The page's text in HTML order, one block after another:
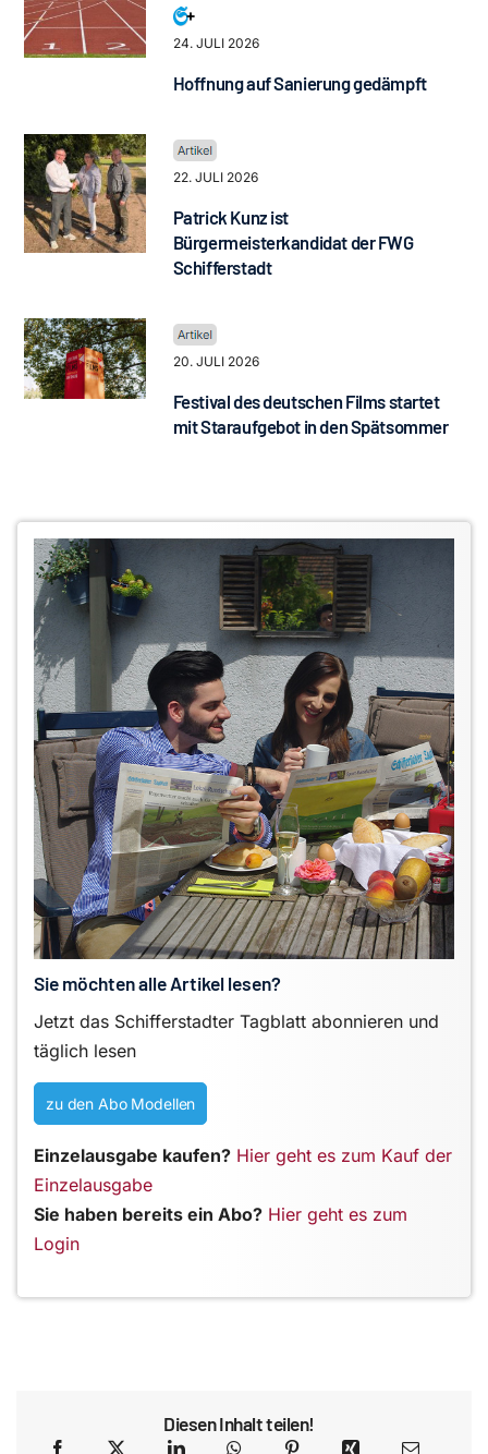
24. JULI 2026
Hoffnung auf Sanierung gedämpft
22. JULI 2026
Patrick Kunz ist
Bürgermeisterkandidat der FWG
Schifferstadt
20. JULI 2026
Festival des deutschen Films startet
mit Staraufgebot in den Spätsommer
Sie möchten alle Artikel lesen?
Jetzt das Schifferstadter Tagblatt abonnieren und
täglich lesen
zu den Abo Modellen
Einzelausgabe kaufen? Hier geht es zum Kauf der
Einzelausgabe
Sie haben bereits ein Abo? Hier geht es zum
Login
Diesen Inhalt teilen!